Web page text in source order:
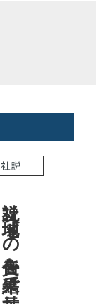
社説
社説 地域への責任を結果で示せ